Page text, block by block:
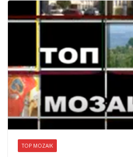
TOP MOZAIK